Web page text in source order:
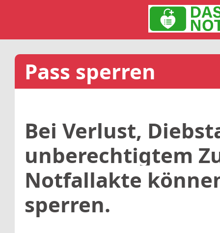
Pass sperren
Bei Verlust,
unberechtigtem
Notfallakte
sperren.